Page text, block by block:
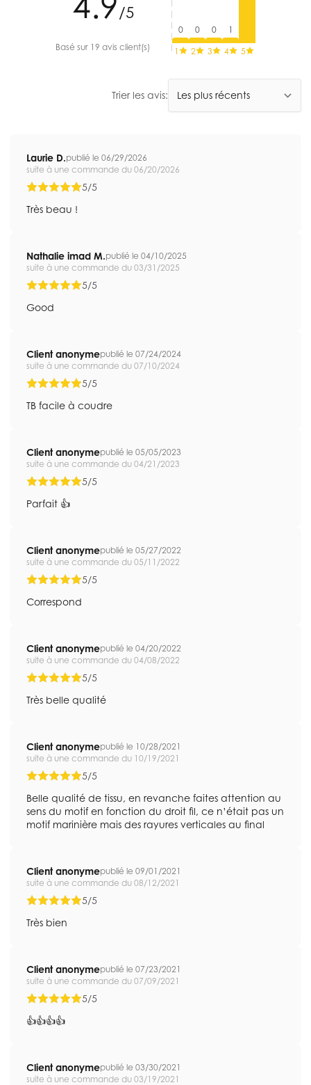
/5
Basé sur 19 avis client(s)
0
1
0
2
0
3
1
4 5
Trier les avis:
Laurie D.publié le 06/29/2026
suite à une commande du 06/20/2026
5/5
Très beau !
Nathalie imad M.publié le 04/10/2025
suite à une commande du 03/31/2025
5/5
Good
Client anonymepublié le 07/24/2024
suite à une commande du 07/10/2024
5/5
TB facile à coudre
Client anonymepublié le 05/05/2023
suite à une commande du 04/21/2023
5/5
Parfait 👍
Client anonymepublié le 05/27/2022
suite à une commande du 05/11/2022
5/5
Correspond
Client anonymepublié le 04/20/2022
suite à une commande du 04/08/2022
5/5
Très belle qualité
Client anonymepublié le 10/28/2021
suite à une commande du 10/19/2021
5/5
Belle qualité de tissu, en revanche faites attention au
sens du motif en fonction du droit fil, ce n’était pas un
motif marinière mais des rayures verticales au final
Client anonymepublié le 09/01/2021
suite à une commande du 08/12/2021
5/5
Très bien
Client anonymepublié le 07/23/2021
suite à une commande du 07/09/2021
5/5
👍👍👍👍
Client anonymepublié le 03/30/2021
suite à une commande du 03/19/2021